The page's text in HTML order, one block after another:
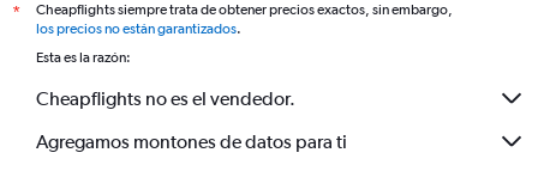
*
Cheapflights siempre trata de obtener precios exactos, sin embargo,
los precios no están garantizados.
Esta es la razón:
Cheapflights no es el vendedor.
Agregamos montones de datos para ti